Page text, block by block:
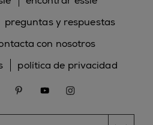
preguntas y respuestas
con nosotros
política de privacidad
twitter pinterestyoutubeinstagram